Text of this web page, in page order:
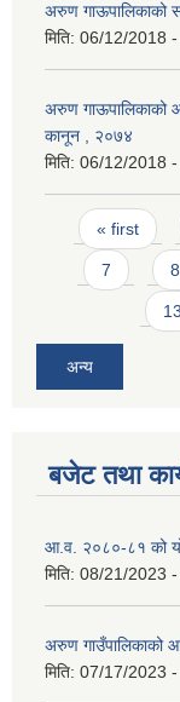
अरुण
मिति: 06/12/2018
अरुण गाऊपालिकाको
कानून , २०७४
मिति: 06/12/2018
Pages
« first
7 8
13
अन्य
बजेट तथा
आ.व. २०८०-८१ को
मिति: 08/21/2023
अरुण गाउँपालिकाको
मिति: 07/17/2023